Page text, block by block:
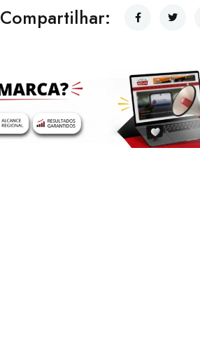
Compartilhar: